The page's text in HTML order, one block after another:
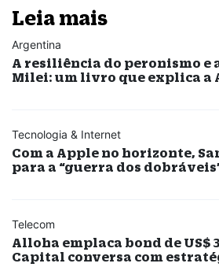
Leia mais
Argentina
A resiliência do peronismo e
Milei: um livro que explica a
Tecnologia & Internet
Com a Apple no horizonte,
para a “guerra dos
Telecom
Alloha emplaca bond de US$
Capital conversa com